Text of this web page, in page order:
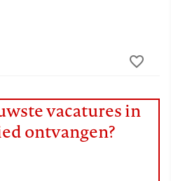
vacatures in
ontvangen?